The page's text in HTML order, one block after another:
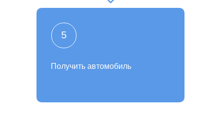
Получить автомобиль
5